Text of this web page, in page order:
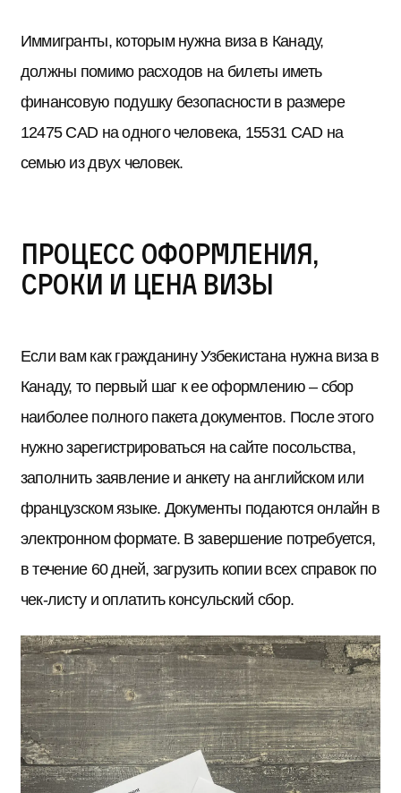
Иммигранты, которым нужна виза в Канаду,
должны помимо расходов на билеты иметь
финансовую подушку безопасности в размере
12475 CAD на одного человека, 15531 CAD на
семью из двух человек.
Процесс оформления,
сроки и цена визы
Если вам как гражданину Узбекистана нужна виза в
Канаду, то первый шаг к ее оформлению – сбор
наиболее полного пакета документов. После этого
нужно зарегистрироваться на сайте посольства,
заполнить заявление и анкету на английском или
французском языке. Документы подаются онлайн в
электронном формате. В завершение потребуется,
в течение 60 дней, загрузить копии всех справок по
чек-листу и оплатить консульский сбор.